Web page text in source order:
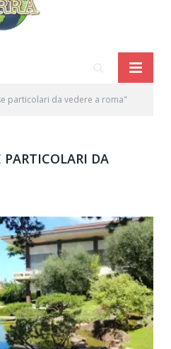
particolari da vedere a roma"
PARTICOLARI DA